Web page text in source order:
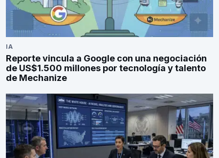
IA
Reporte vincula a Google con una negociación
de US$1.500 millones por tecnología y talento
de Mechanize